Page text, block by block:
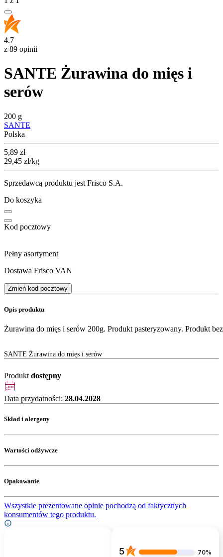
4.7
z 89 opinii
SANTE Żurawina do mięs i
serów
200 g
SANTE
Polska
Cena
5,89 zł
29,45 zł/kg
Sprzedawcą produktu jest Frisco S.A.
Do koszyka
Kod pocztowy
Pełny asortyment
Dostawa Frisco VAN
Zmień kod pocztowy
Opis produktu
Żurawina do mięs i serów 200g. Produkt pasteryzowany. Produkt
SANTE Żurawina do mięs i serów
Produkt dostępny
Data przydatności: 28.04.2028
Skład i alergeny
Wartości odżywcze
Opakowanie
Wszystkie prezentowane opinie pochodzą od faktycznych
konsumentów tego produktu.
5 70%